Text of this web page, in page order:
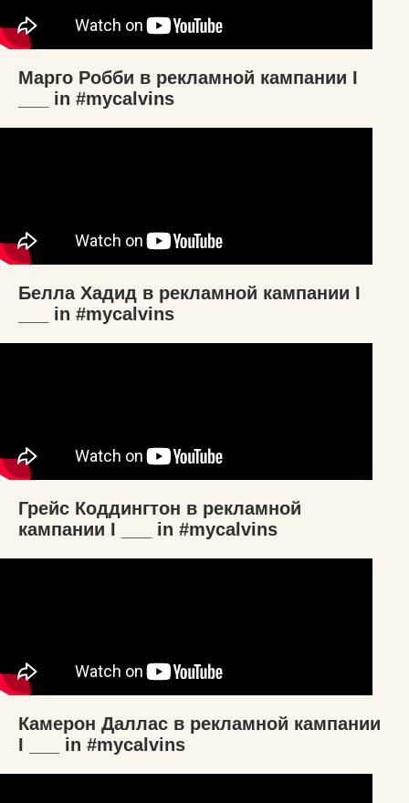
Марго Робби в рекламной кампании I
___ in #mycalvins
Белла Хадид в рекламной кампании I
___ in #mycalvins
Грейс Коддингтон в рекламной
кампании I ___ in #mycalvins
Камерон Даллас в рекламной кампании
I ___ in #mycalvins